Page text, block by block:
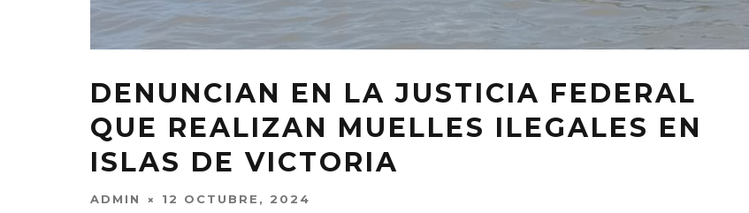
DENUNCIAN EN LA JUSTICIA FEDERAL
QUE REALIZAN MUELLES ILEGALES EN
ISLAS DE VICTORIA
ADMIN 12 OCTUBRE, 2024